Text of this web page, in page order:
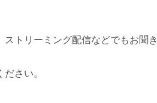
ストリーミング配信などでもお聞
さい。